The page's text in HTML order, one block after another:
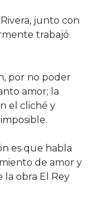
junto con
trabajó
por no poder
amor; la
el cliché y
es que habla
de amor y
la obra El Rey